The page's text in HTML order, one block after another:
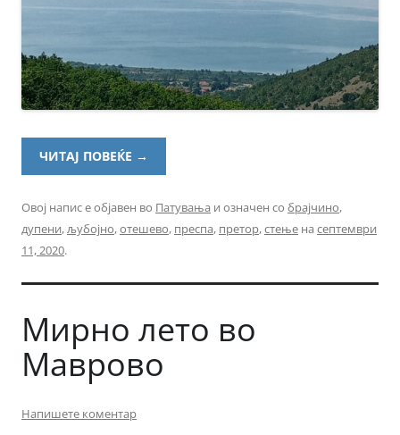
ЧИТАЈ ПОВЕЌЕ →
Овој напис е објавен во Патувања и означен со брајчино,
дупени,љубојно,отешево, преспа, претор,стење на септември
11, 2020.
Мирно лето во
Маврово
Напишете коментар